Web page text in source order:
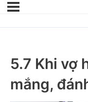
5.7 Khi vợ
mắng,